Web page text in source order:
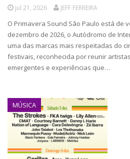
jul 21, 2026 JEFF FERREIRA
O Primavera Sound São Paulo está de
dezembro de 2026, o Autódromo de
uma das marcas mais respeitadas do
festivais, reconhecida por reunir
emergentes e experiências que…
MÚSICA